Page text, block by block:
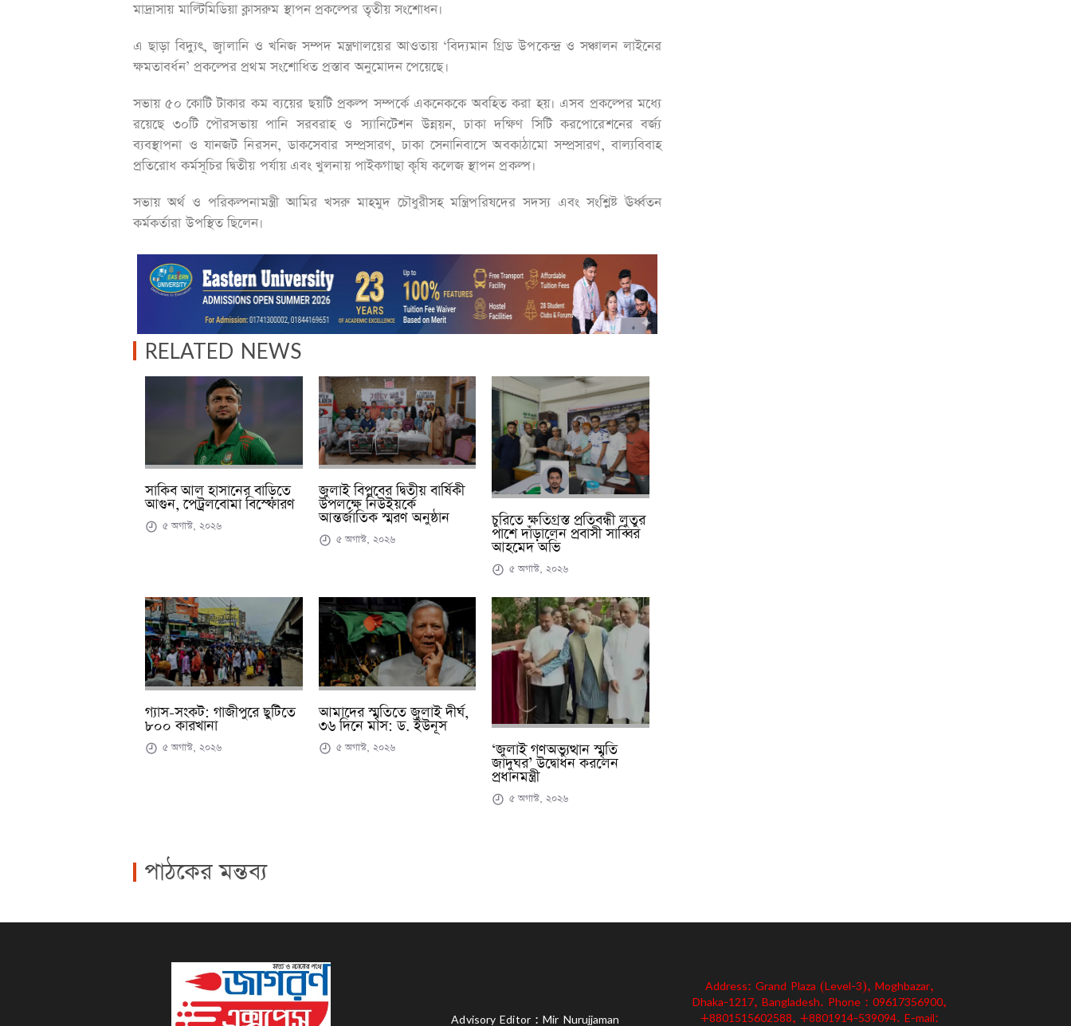
মাদ্রাসায় মাল্টিমিডিয়া ক্লাসরুম স্থাপন প্রকল্পের তৃতীয় সংশোধন।
এ ছাড়া বিদ্যুৎ, জ্বালানি ও খনিজ সম্পদ মন্ত্রণালয়ের আওতায় ‘বিদ্যমান গ্রিড উপকেন্দ্র ও সঞ্চালন লাইনের
ক্ষমতাবর্ধন’ প্রকল্পের প্রথম সংশোধিত প্রস্তাব অনুমোদন পেয়েছে।
সভায় ৫০ কোটি টাকার কম ব্যয়ের ছয়টি প্রকল্প সম্পর্কে একনেককে অবহিত করা হয়। এসব প্রকল্পের মধ্যে
রয়েছে ৩০টি পৌরসভায় পানি সরবরাহ ও স্যানিটেশন উন্নয়ন, ঢাকা দক্ষিণ সিটি করপোরেশনের বর্জ্য
ব্যবস্থাপনা ও যানজট নিরসন, ডাকসেবার সম্প্রসারণ, ঢাকা সেনানিবাসে অবকাঠামো সম্প্রসারণ, বাল্যবিবাহ
প্রতিরোধ কর্মসূচির দ্বিতীয় পর্যায় এবং খুলনায় পাইকগাছা কৃষি কলেজ স্থাপন প্রকল্প।
সভায় অর্থ ও পরিকল্পনামন্ত্রী আমির খসরু মাহমুদ চৌধুরীসহ মন্ত্রিপরিষদের সদস্য এবং সংশ্লিষ্ট ঊর্ধ্বতন
কর্মকর্তারা উপস্থিত ছিলেন।
RELATED NEWS
সাকিব আল হাসানের বাড়িতে
আগুন, পেট্রলবোমা বিস্ফোরণ
৫ অগাস্ট, ২০২৬
জুলাই বিপ্লবের দ্বিতীয় বার্ষিকী
উপলক্ষে নিউইয়র্কে
আন্তর্জাতিক স্মরণ অনুষ্ঠান
৫ অগাস্ট, ২০২৬
চুরিতে ক্ষতিগ্রস্ত প্রতিবন্ধী লুতুর
পাশে দাঁড়ালেন প্রবাসী সাব্বির
আহমেদ অভি
৫ অগাস্ট, ২০২৬
গ্যাস-সংকট: গাজীপুরে ছুটিতে
৮০০ কারখানা
৫ অগাস্ট, ২০২৬
আমাদের স্মৃতিতে জুলাই দীর্ঘ,
৩৬ দিনে মাস: ড. ইউনূস
৫ অগাস্ট, ২০২৬ ‘জুলাই গণঅভ্যুত্থান স্মৃতি
জাদুঘর’ উদ্বোধন করলেন
প্রধানমন্ত্রী
৫ অগাস্ট, ২০২৬
পাঠকের মন্তব্য
Advisory Editor : Mir Nurujjaman
Address: Grand Plaza (Level-3), Moghbazar,
Dhaka-1217, Bangladesh. Phone : 09617356900,
+8801515602588, +8801914-539094. E-mail: